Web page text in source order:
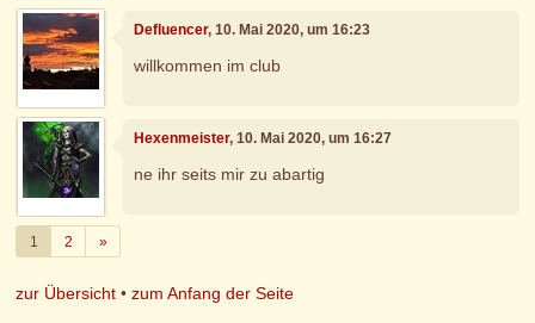
Defluencer, 10. Mai 2020, um 16:23
willkommen im club
Hexenmeister, 10. Mai 2020, um 16:27
ne ihr seits mir zu abartig
1 2 »Weiter
zur Übersicht •zum Anfang der Seite